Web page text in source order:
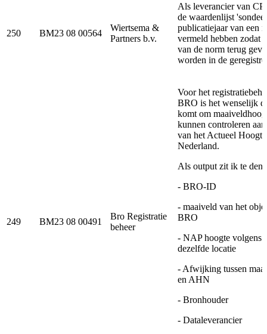
250 BM23 08 00564
Wiertsema &
Partners b.v.
Als leverancier van
de waardenlijst
publicatiejaar van een
vermeld hebben zodat
van de norm terug
worden in de
249 BM23 08 00491
Bro Registratie
beheer
Voor het
BRO is het wenselijk
komt om
kunnen controleren
van het Actueel
Nederland.
Als output zit ik te
- BRO-ID
- maaiveld van het
BRO
- NAP hoogte volgens
dezelfde locatie
- Afwijking tussen
en AHN
- Bronhouder
- Dataleverancier